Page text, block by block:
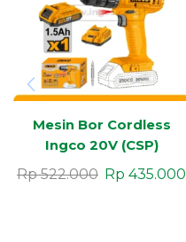
Mesin Bor Cordless
Ingco 20V (CSP)
Rp522.000 Rp 435.000